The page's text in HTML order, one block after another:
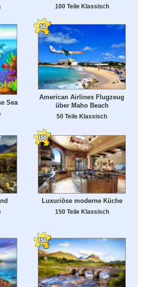
100 Teile Klassisch
Sea
American Airlines Flugzeug
über Maho Beach
50 Teile Klassisch
Luxuriöse moderne Küche
150 Teile Klassisch